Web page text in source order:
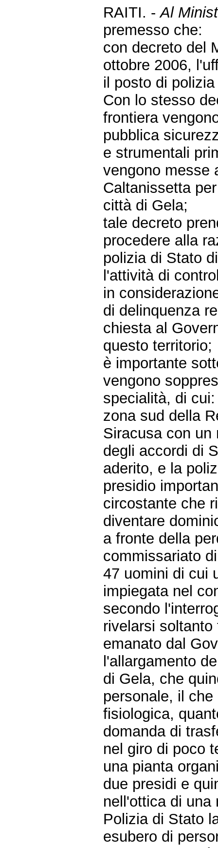
RAITI. -Al
premesso che:
con decreto del
ottobre 2006,
il posto di
Con lo stesso
frontiera
pubblica
e strumentali
vengono messe
Caltanissetta
città di Gela;
tale decreto
procedere alla
polizia di Stato
l'attività di
in
di delinquenza
chiesta al
questo territorio;
è importante
vengono
specialità, di
zona sud della
Siracusa con un
degli accordi di
aderito, e la
presidio
circostante che
diventare
a fronte della
commissariato
47 uomini di cui
impiegata nel
secondo
rivelarsi
emanato dal
l'allargamento
di Gela, che
personale, il
fisiologica,
domanda di
nel giro di poco
una pianta
due presidi e
nell'ottica di una
Polizia di Stato
esubero di